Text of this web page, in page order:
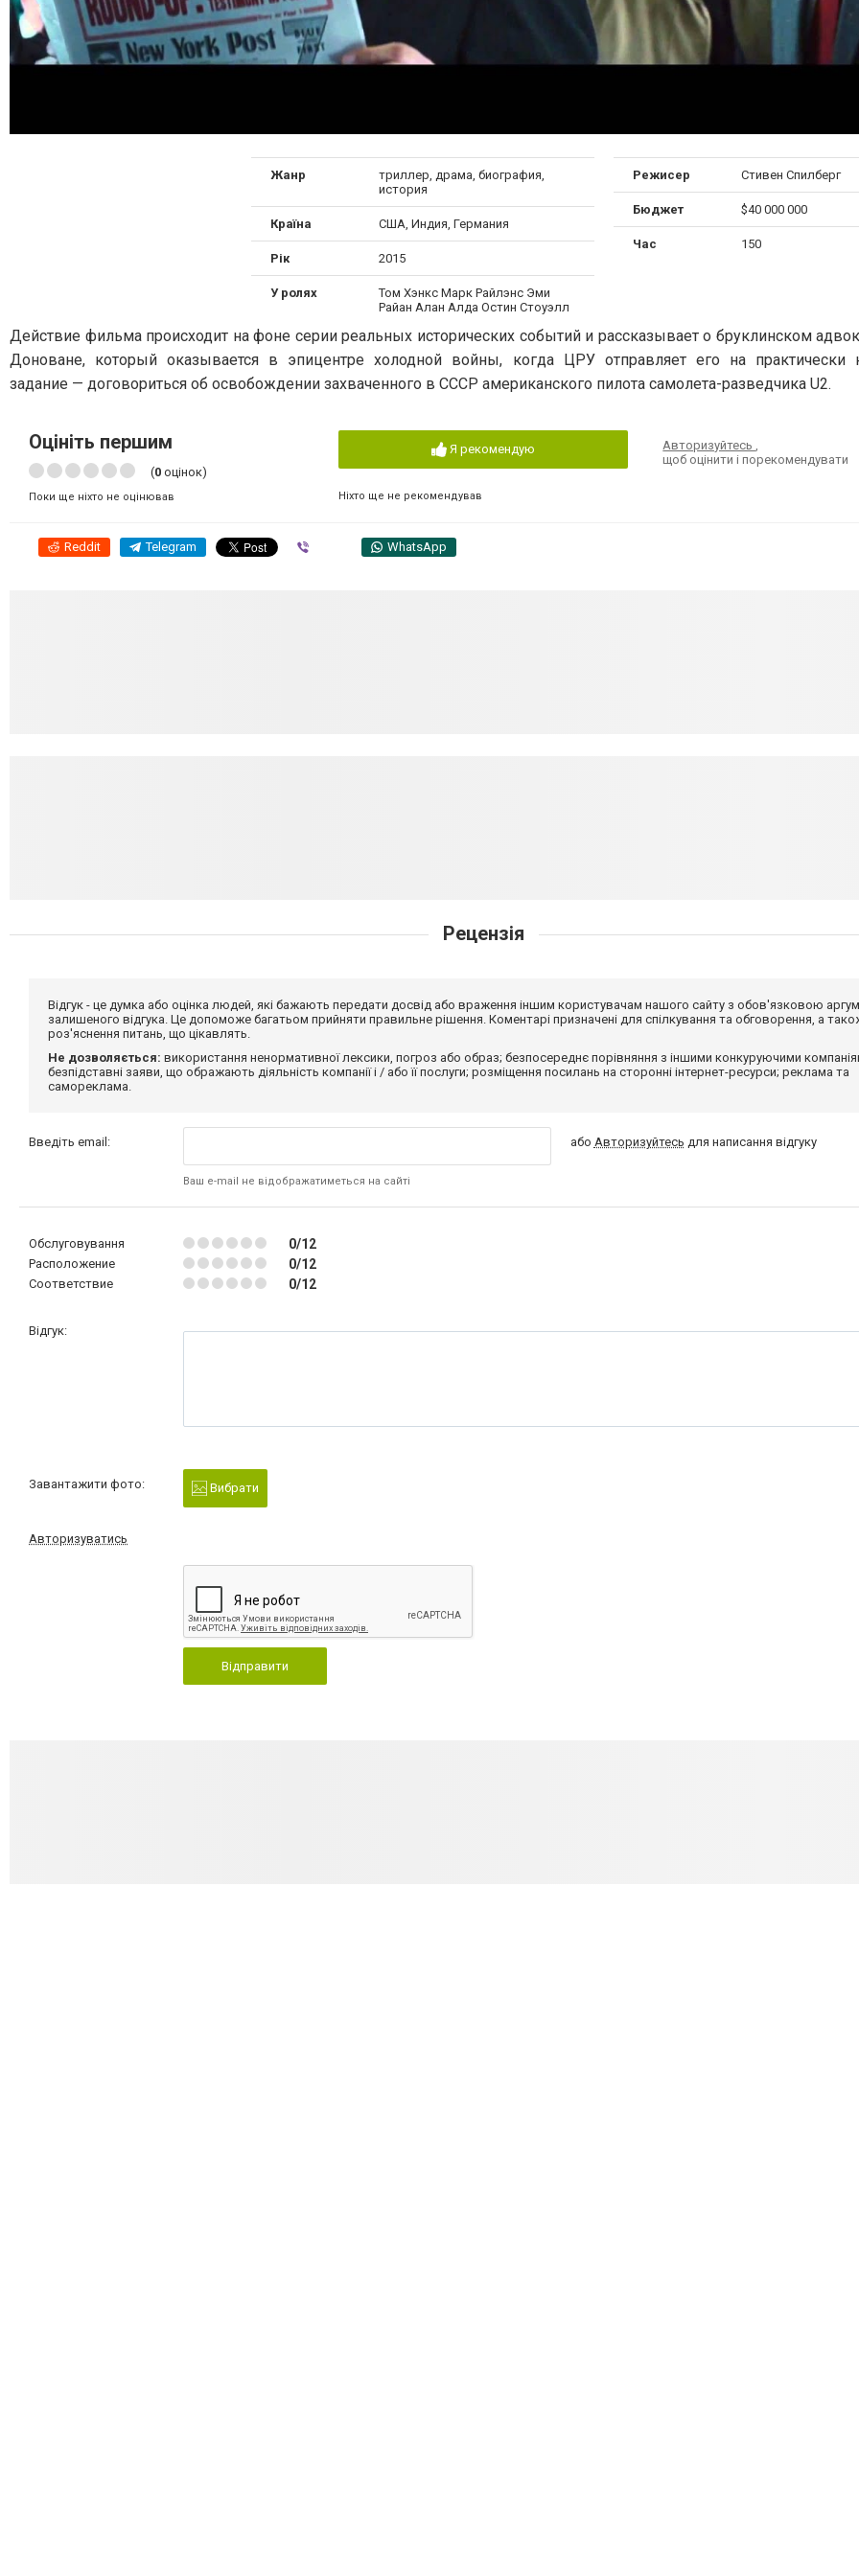
Жанр
триллер, драма, биография,
история
Країна США, Индия, Германия
Рік 2015
У ролях
Том Хэнкс Марк Райлэнс Эми
Райан Алан Алда Остин Стоуэлл
Режисер Стивен Спилберг
Бюджет $40 000 000
Час 150
Действие фильма происходит на фоне серии реальных исторических событий и рассказывает о бруклинском
Доноване, который оказывается в эпицентре холодной войны, когда ЦРУ отправляет его на практически
задание — договориться об освобождении захваченного в СССР американского пилота самолета-разведчика U2.
Оцініть першим
(0 оцінок)
Поки ще ніхто не оцінював
Я рекомендую
Ніхто ще не рекомендував
Авторизуйтесь
щоб оцінити і порекомендувати
Reddit Telegram WhatsApp
Рецензія
Відгук - це думка або оцінка людей, які бажають передати досвід або враження іншим користувачам нашого сайту з обов'язковою
залишеного відгука. Це допоможе багатьом прийняти правильне рішення. Коментарі призначені для спілкування та обговорення, а
роз'яснення питань, що цікавлять.
Не дозволяється: використання ненормативної лексики, погроз або образ; безпосереднє порівняння з іншими конкуруючими
безпідставні заяви, що ображають діяльність компанії і / або її послуги; розміщення посилань на сторонні інтернет-ресурси; реклама та
самореклама.
Введіть email:
Ваш e-mail не відображатиметься на сайті
або Авторизуйтесь для написання відгуку
Обслуговування 0/12
Расположение 0/12
Соответствие 0/12
Відгук:
Завантажити фото: Вибрати
Авторизуватись
Відправити